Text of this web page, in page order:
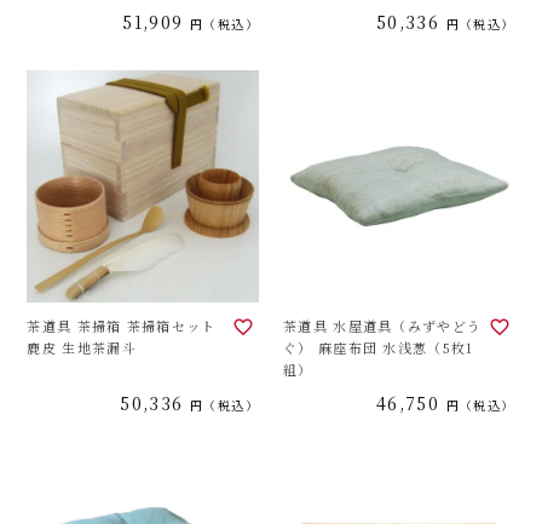
51,909 税込 50,336 税込
茶道具 茶掃箱 茶掃箱セット
鹿皮 生地茶漏斗
50,336 税込
茶道具 水屋道具（みずやどう
ぐ） 麻座布団 水浅葱（5枚1
組）
46,750 税込